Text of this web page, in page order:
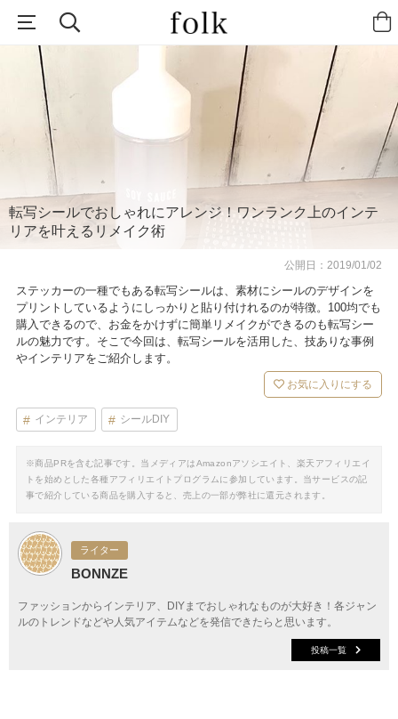
転写シールでおしゃれにアレンジ！ワンランク上のインテ
リアを叶えるリメイク術
公開日：2019/01/02
ステッカーの一種でもある転写シールは、素材にシールのデザインを
プリントしているようにしっかりと貼り付けれるのが特徴。100均でも
購入できるので、お金をかけずに簡単リメイクができるのも転写シー
ルの魅力です。そこで今回は、転写シールを活用した、技ありな事例
やインテリアをご紹介します。
お気に入りにする
インテリア シールDIY
※商品PRを含む記事です。当メディアはAmazonアソシエイト、楽天アフィリエイ
トを始めとした各種アフィリエイトプログラムに参加しています。当サービスの記
事で紹介している商品を購入すると、売上の一部が弊社に還元されます。
ライター
BONNZE
ファッションからインテリア、DIYまでおしゃれなものが大好き！各ジャン
ルのトレンドなどや人気アイテムなどを発信できたらと思います。
投稿一覧